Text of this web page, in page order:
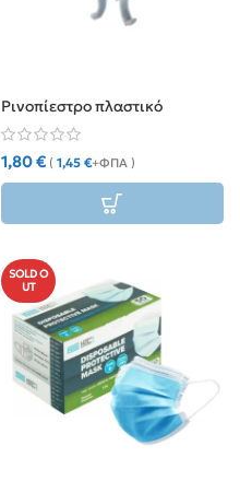
Ρινοπίεστρο πλαστικό
1,80€ ( 1,45 €+ΦΠΑ )
SOLD O
UT